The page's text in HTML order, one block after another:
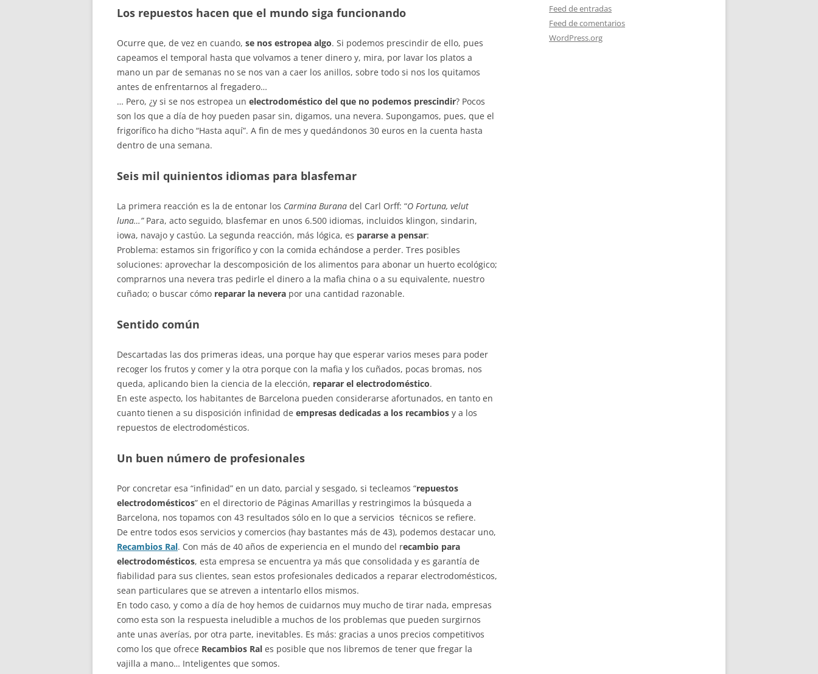
Los repuestos hacen que el mundo siga funcionando
Ocurre que, de vez en cuando, se nos estropea algo. Si podemos prescindir de ello, pues
capeamos el temporal hasta que volvamos a tener dinero y, mira, por lavar los platos a
mano un par de semanas no se nos van a caer los anillos, sobre todo si nos los quitamos
antes de enfrentarnos al fregadero…
… Pero, ¿y si se nos estropea un electrodoméstico del que no podemos prescindir? Pocos
son los que a día de hoy pueden pasar sin, digamos, una nevera. Supongamos, pues, que el
frigorífico ha dicho “Hasta aquí”. A fin de mes y quedándonos 30 euros en la cuenta hasta
dentro de una semana.
Seis mil quinientos idiomas para blasfemar
La primera reacción es la de entonar los Carmina Burana del Carl Orff: “O Fortuna, velut
luna…”Para, acto seguido, blasfemar en unos 6.500 idiomas, incluidos klingon, sindarin,
iowa, navajo y castúo. La segunda reacción, más lógica, es pararse a pensar:
Problema: estamos sin frigorífico y con la comida echándose a perder. Tres posibles
soluciones: aprovechar la descomposición de los alimentos para abonar un huerto ecológico;
comprarnos una nevera tras pedirle el dinero a la mafia china o a su equivalente, nuestro
cuñado; o buscar cómo reparar la nevera por una cantidad razonable.
Sentido común
Descartadas las dos primeras ideas, una porque hay que esperar varios meses para poder
recoger los frutos y comer y la otra porque con la mafia y los cuñados, pocas bromas, nos
queda, aplicando bien la ciencia de la elección, reparar el electrodoméstico.
En este aspecto, los habitantes de Barcelona pueden considerarse afortunados, en tanto en
cuanto tienen a su disposición infinidad de empresas dedicadas a los recambios y a los
repuestos de electrodomésticos.
Un buen número de profesionales
Por concretar esa “infinidad” en un dato, parcial y sesgado, si tecleamos “repuestos
electrodomésticos” en el directorio de Páginas Amarillas y restringimos la búsqueda a
Barcelona, nos topamos con 43 resultados sólo en lo que a servicios técnicos se refiere.
De entre todos esos servicios y comercios (hay bastantes más de 43), podemos destacar uno,
Recambios Ral. Con más de 40 años de experiencia en el mundo del recambio para
electrodomésticos, esta empresa se encuentra ya más que consolidada y es garantía de
fiabilidad para sus clientes, sean estos profesionales dedicados a reparar electrodomésticos,
sean particulares que se atreven a intentarlo ellos mismos.
En todo caso, y como a día de hoy hemos de cuidarnos muy mucho de tirar nada, empresas
como esta son la respuesta ineludible a muchos de los problemas que pueden surgirnos
ante unas averías, por otra parte, inevitables. Es más: gracias a unos precios competitivos
como los que ofrece Recambios Ral es posible que nos libremos de tener que fregar la
vajilla a mano… Inteligentes que somos.
Feed de entradas
Feed de comentarios
WordPress.org